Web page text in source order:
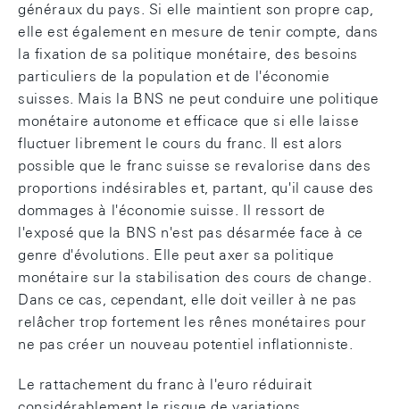
généraux du pays. Si elle maintient son propre cap,
elle est également en mesure de tenir compte, dans
la fixation de sa politique monétaire, des besoins
particuliers de la population et de l'économie
suisses. Mais la BNS ne peut conduire une politique
monétaire autonome et efficace que si elle laisse
fluctuer librement le cours du franc. Il est alors
possible que le franc suisse se revalorise dans des
proportions indésirables et, partant, qu'il cause des
dommages à l'économie suisse. Il ressort de
l'exposé que la BNS n'est pas désarmée face à ce
genre d'évolutions. Elle peut axer sa politique
monétaire sur la stabilisation des cours de change.
Dans ce cas, cependant, elle doit veiller à ne pas
relâcher trop fortement les rênes monétaires pour
ne pas créer un nouveau potentiel inflationniste.
Le rattachement du franc à l'euro réduirait